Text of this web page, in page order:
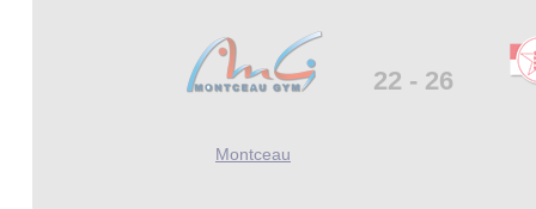
22 - 26
Montceau